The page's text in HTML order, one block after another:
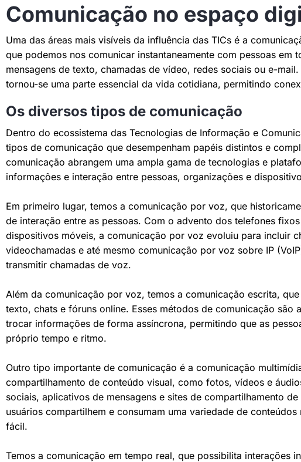
Comunicação no espaço
Uma das áreas mais visíveis da influência das TICs é a
que podemos nos comunicar instantaneamente com pessoas em
mensagens de texto, chamadas de vídeo, redes sociais ou e-
tornou-se uma parte essencial da vida cotidiana, permitindo
Os diversos tipos de comunicação
Dentro do ecossistema das Tecnologias de Informação e
tipos de comunicação que desempenham papéis distintos e
comunicação abrangem uma ampla gama de tecnologias e
informações e interação entre pessoas, organizações e
Em primeiro lugar, temos a comunicação por voz, que
de interação entre as pessoas. Com o advento dos telefones
dispositivos móveis, a comunicação por voz evoluiu para incluir
videochamadas e até mesmo comunicação por voz sobre IP
transmitir chamadas de voz.
Além da comunicação por voz, temos a comunicação escrita,
texto, chats e fóruns online. Esses métodos de comunicação são
trocar informações de forma assíncrona, permitindo que as
próprio tempo e ritmo.
Outro tipo importante de comunicação é a comunicação
compartilhamento de conteúdo visual, como fotos, vídeos e
sociais, aplicativos de mensagens e sites de compartilhamento
usuários compartilhem e consumam uma variedade de
fácil.
Temos a comunicação em tempo real, que possibilita interações